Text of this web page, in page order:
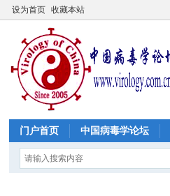
设为首页 收藏本站
门户首页 中国病毒学论坛